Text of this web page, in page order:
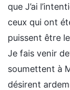
que J’ai
ceux qui ont
puissent être
Je fais venir
soumettent à
désirent